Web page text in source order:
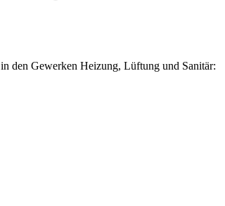
den Gewerken Heizung, Lüftung und Sanitär: